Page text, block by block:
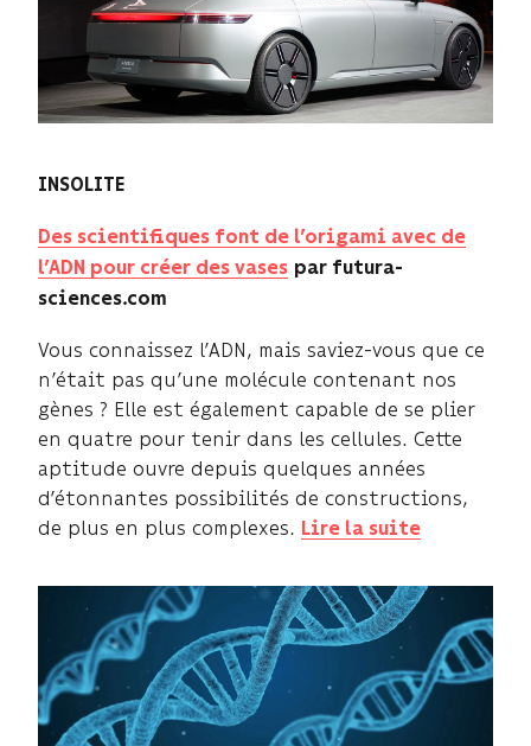
INSOLITE
Des scientifiques font de l’origami avec de
l’ADN pour créer des vases par futura-
sciences.com
Vous connaissez l’ADN, mais saviez-vous que ce
n’était pas qu’une molécule contenant nos
gènes ? Elle est également capable de se plier
en quatre pour tenir dans les cellules. Cette
aptitude ouvre depuis quelques années
d’étonnantes possibilités de constructions,
de plus en plus complexes. Lire la suite